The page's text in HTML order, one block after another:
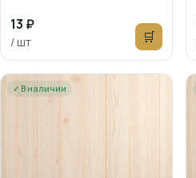
13 ₽
/ шт 🛒
✓ В наличии